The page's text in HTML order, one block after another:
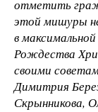
отметить
этой мишуры
в
Рождества
своими
Димитрия
Скрынникова,